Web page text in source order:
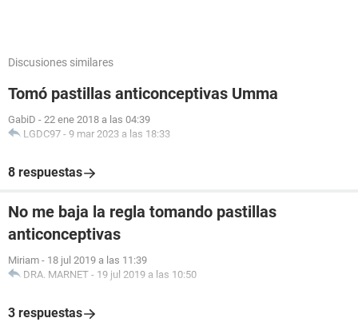
Discusiones similares
Tomó pastillas anticonceptivas Umma
GabiD - 22 ene 2018 a las 04:39
LGDC97 - 9 mar 2023 a las 18:33
8 respuestas
No me baja la regla tomando pastillas
anticonceptivas
Miriam - 18 jul 2019 a las 11:39
DRA. MARNET - 19 jul 2019 a las 10:50
3 respuestas